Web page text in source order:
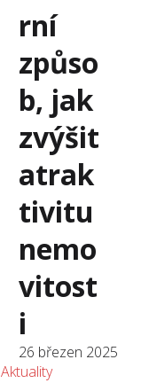
rní
způso
b, jak
zvýšit
atrak
tivitu
nemo
vitost
i
26 březen 2025
Aktuality